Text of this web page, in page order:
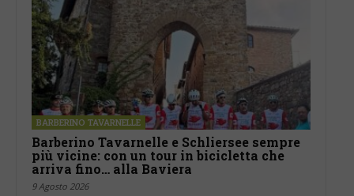
BARBERINO TAVARNELLE
Barberino Tavarnelle e Schliersee sempre
più vicine: con un tour in bicicletta che
arriva fino… alla Baviera
9 Agosto 2026